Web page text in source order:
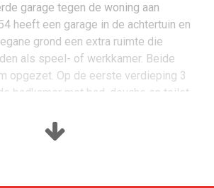
garage tegen de woning aan
heeft een garage in de achtertuin en
grond een extra ruimte die
als speel- of werkkamer. Beide
opgezet. Op de eerste verdie­ping 3
badkamer met bad, douche en toilet.